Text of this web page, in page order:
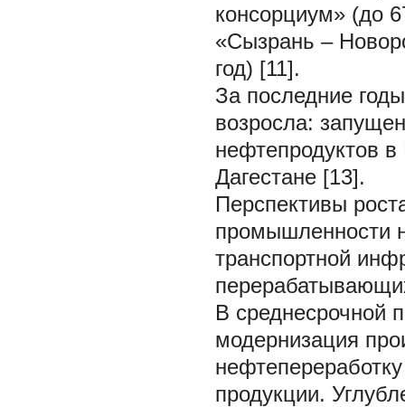
консорциум» (до
«Сызрань –
год) [11].
За последние
возросла:
нефтепродуктов в
Дагестане [13].
Перспективы
промышленности
транспортной
В среднесрочной
модернизация
продукции.